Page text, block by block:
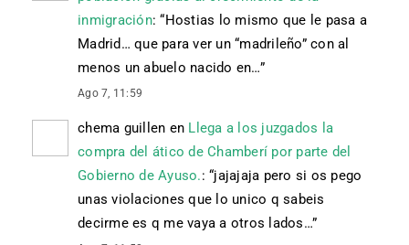
inmigración: “Hostias lo mismo que le pasa a
Madrid… que para ver un “madrileño” con al
menos un abuelo nacido en…”
Ago 7, 11:59
chema guillen en Llega a los juzgados la
compra del ático de Chamberí por parte del
Gobierno de Ayuso.: “jajajaja pero si os pego
unas violaciones que lo unico q sabeis
decirme es q me vaya a otros lados…”